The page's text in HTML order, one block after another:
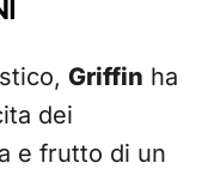
Griffin ha
dei
e frutto di un